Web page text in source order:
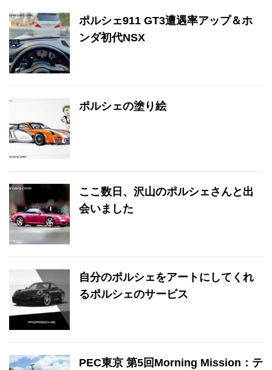
ポルシェ911 GT3遭遇率アップ＆ホ
ンダ初代NSX
ポルシェの塗り絵
ここ数日、沢山のポルシェさんと出
会いました
自分のポルシェをアートにしてくれ
るポルシェのサービス
PEC東京 第5回Morning Mission：テ